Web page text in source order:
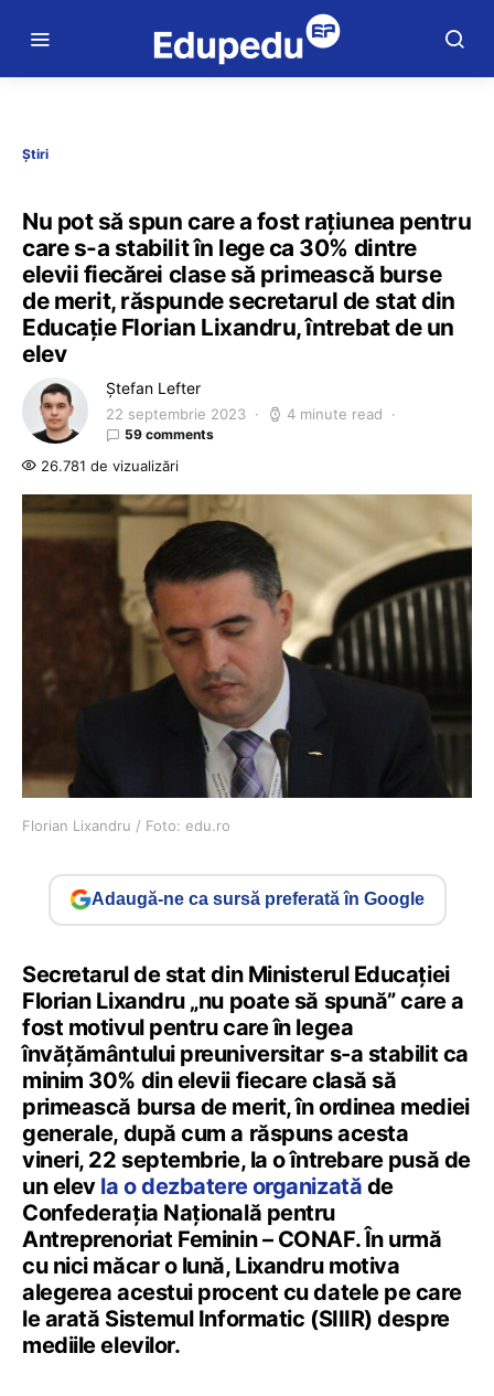
Știri
Nu pot să spun care a fost rațiunea pentru
care s-a stabilit în lege ca 30% dintre
elevii fiecărei clase să primească burse
de merit, răspunde secretarul de stat din
Educație Florian Lixandru, întrebat de un
elev
Ștefan Lefter
22 septembrie 2023 4 minute read
59 comments
26.781 de vizualizări
Florian Lixandru / Foto: edu.ro
Adaugă-ne ca sursă preferată în Google
Secretarul de stat din Ministerul Educației
Florian Lixandru „nu poate să spună” care a
fost motivul pentru care în legea
învățământului preuniversitar s-a stabilit ca
minim 30% din elevii fiecare clasă să
primească bursa de merit, în ordinea mediei
generale, după cum a răspuns acesta
vineri, 22 septembrie, la o întrebare pusă de
un elev la o dezbatere organizată de
Confederația Națională pentru
Antreprenoriat Feminin – CONAF. În urmă
cu nici măcar o lună, Lixandru motiva
alegerea acestui procent cu datele pe care
le arată Sistemul Informatic (SIIIR) despre
mediile elevilor.